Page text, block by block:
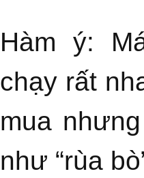
Hàm ý:
chạy rất
mua
như “rùa